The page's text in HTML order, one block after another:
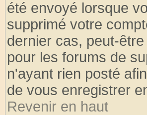
été envoyé lorsque
supprimé votre
dernier cas, peut-
pour les forums de
n'ayant rien posté
de vous enregistrer
Revenir en haut